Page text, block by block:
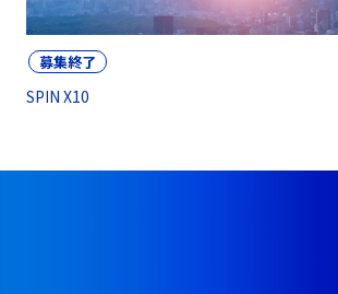
募集終了
SPIN X10